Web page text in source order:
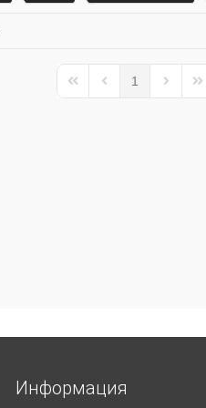
First PagePrevious Page
1
Next
Информация